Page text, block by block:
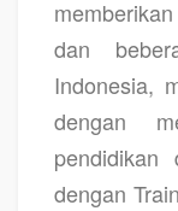
memberikan
dan
Indonesia,
dengan
pendidikan
dengan